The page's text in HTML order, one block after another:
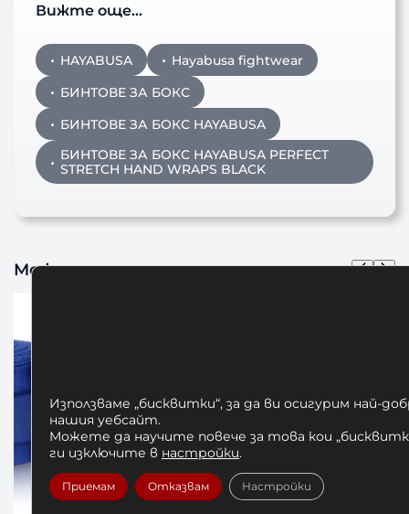
Вижте още…
HAYABUSA
Hayabusa fightwear
БИНТОВЕ ЗА БОКС
БИНТОВЕ ЗА БОКС HAYABUSA
БИНТОВЕ ЗА БОКС HAYABUSA PERFECT
STRETCH HAND WRAPS BLACK
Може да харесате също
Използваме „бисквитки“, за да ви осигурим най-
нашия уебсайт.
Можете да научите повече за това кои
ги изключите в настройки.
Приемам Отказвам Настройки